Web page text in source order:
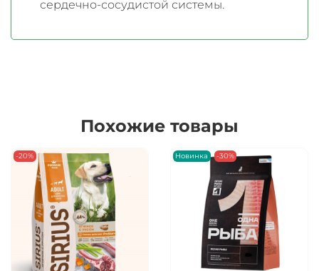
сердечно-сосудистой системы.
Похожие товары
-20% Новинка -30%